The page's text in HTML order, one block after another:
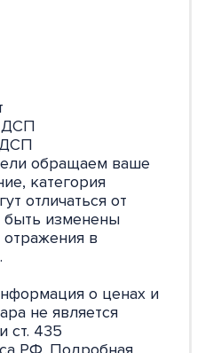
обращаем ваше
категория
отличаться от
быть изменены
в
о ценах и
не является
ст. 435